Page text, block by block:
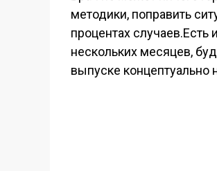
методики, поправить
процентах
нескольких месяцев,
выпуске концептуально